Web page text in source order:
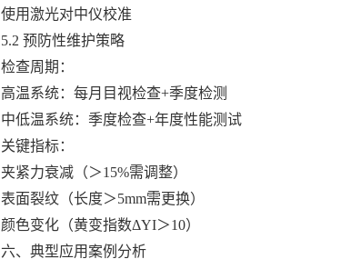
使用激光对中仪校准
5.2 预防性维护策略
检查周期：
高温系统：每月目视检查+季度检测
中低温系统：季度检查+年度性能测试
关键指标：
夹紧力衰减（＞15%需调整）
表面裂纹（长度＞5mm需更换）
颜色变化（黄变指数ΔYI＞10）
六、典型应用案例分析